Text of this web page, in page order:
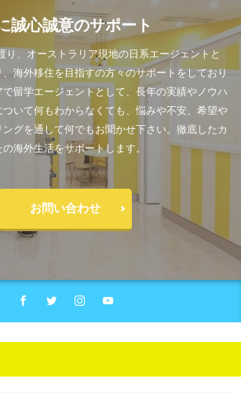
誠心誠意のサポート
り、オーストラリア現地の日系エージェントと
海外移住を目指すの方々のサポートをしており
留学エージェントとして、長年の実績やノウハ
いて何もわからなくても、悩みや不安、希望や
グを通して何でもお聞かせ下さい。徹底したカ
海外生活をサポートします。
お問い合わせ